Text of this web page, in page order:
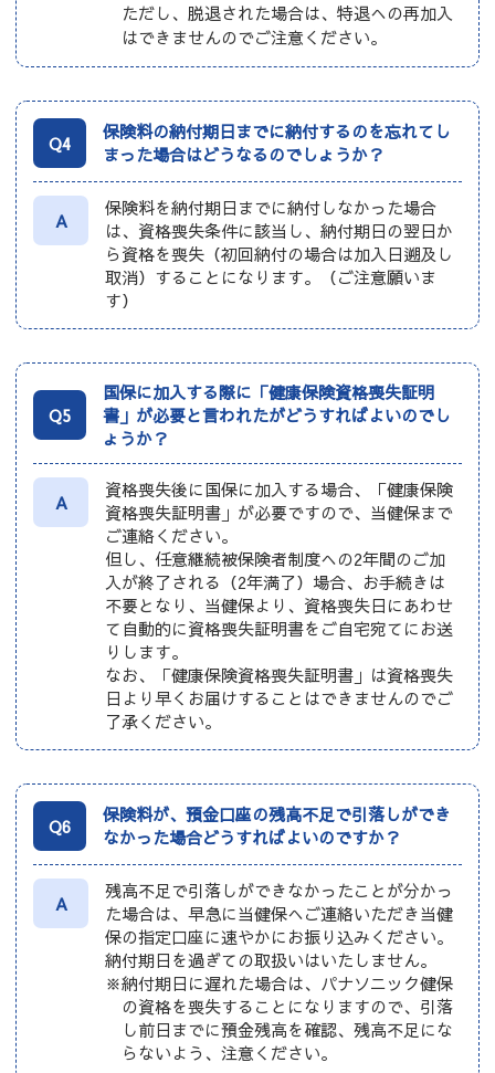
ただし、脱退された場合は、特退への再加入
はできませんのでご注意ください。
Q4
保険料の納付期日までに納付するのを忘れてし
まった場合はどうなるのでしょうか？
A
保険料を納付期日までに納付しなかった場合
は、資格喪失条件に該当し、納付期日の翌日か
ら資格を喪失（初回納付の場合は加入日遡及し
取消）することになります。（ご注意願いま
す）
Q5
国保に加入する際に「健康保険資格喪失証明
書」が必要と言われたがどうすればよいのでし
ょうか？
A
資格喪失後に国保に加入する場合、「健康保険
資格喪失証明書」が必要ですので、当健保まで
ご連絡ください。
但し、任意継続被保険者制度への2年間のご加
入が終了される（2年満了）場合、お手続きは
不要となり、当健保より、資格喪失日にあわせ
て自動的に資格喪失証明書をご自宅宛てにお送
りします。
なお、「健康保険資格喪失証明書」は資格喪失
日より早くお届けすることはできませんのでご
了承ください。
Q6
保険料が、預金口座の残高不足で引落しができ
なかった場合どうすればよいのですか？
A
残高不足で引落しができなかったことが分かっ
た場合は、早急に当健保へご連絡いただき当健
保の指定口座に速やかにお振り込みください。
納付期日を過ぎての取扱いはいたしません。
※納付期日に遅れた場合は、パナソニック健保
の資格を喪失することになりますので、引落
し前日までに預金残高を確認、残高不足にな
らないよう、注意ください。